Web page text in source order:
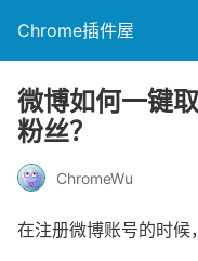
Chrome插件屋
微博如何一键
粉丝？
ChromeWu
在注册微博账号的时候